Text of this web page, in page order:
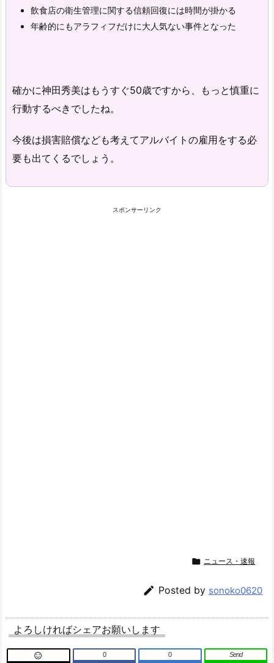
飲食店の衛生管理に関する信頼回復には時間が掛かる
年齢的にもアラフィフだけに大人気ない事件となった
確かに神田秀美はもうすぐ50歳ですから、もっと慎重に
行動するべきでしたね。
今後は損害賠償なども考えてアルバイトの雇用をする必
要も出てくるでしょう。
スポンサーリンク
 ニュース・速報
 Posted by sonoko0620
よろしければシェアお願いします
 0 0 Send